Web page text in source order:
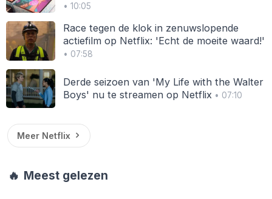
• 10:05
Race tegen de klok in zenuwslopende
actiefilm op Netflix: 'Echt de moeite waard!'
• 07:58
Derde seizoen van 'My Life with the Walter
Boys' nu te streamen op Netflix • 07:10
Meer Netflix
🔥 Meest gelezen